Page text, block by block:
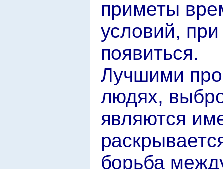
приметы
условий,
появиться.
Лучшими
людях,
являются
борьба